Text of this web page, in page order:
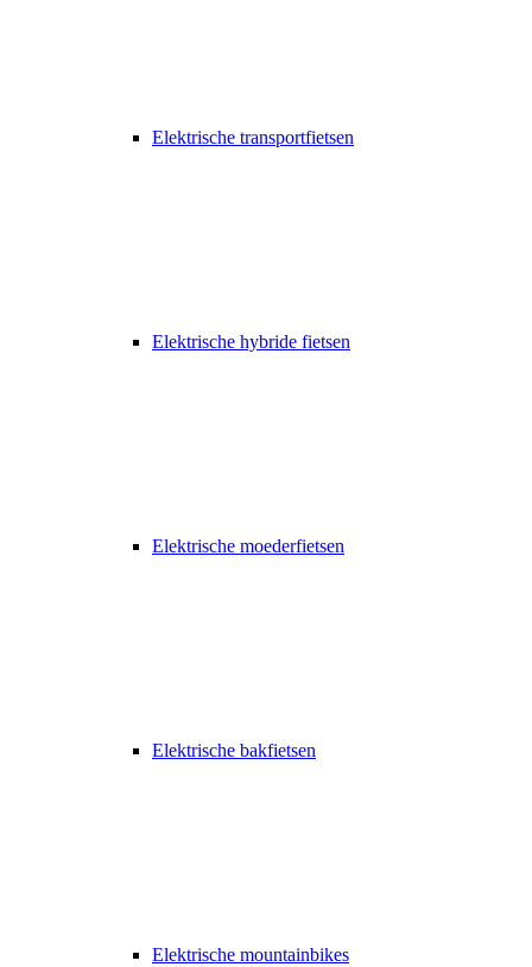
Elektrische transportfietsen
Elektrische hybride fietsen
Elektrische moederfietsen
Elektrische bakfietsen
Elektrische mountainbikes